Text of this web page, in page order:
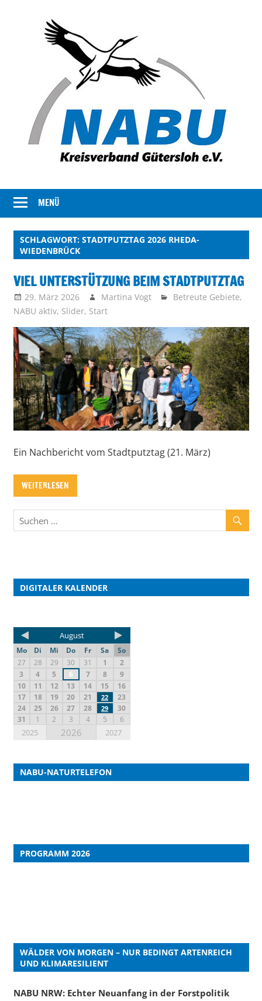
NABU
Gütersloh
Kreisverband
NABU
stellt
sich
MENÜ
SCHLAGWORT: STADTPUTZTAG 2026 RHEDA-
WIEDENBRÜCK
VIEL UNTERSTÜTZUNG BEIM STADTPUTZTAG
29. März 2026 Martina Vogt Betreute Gebiete,
NABU aktiv, Slider, Start
Ein Nachbericht vom Stadtputztag (21. März)
WEITERLESEN
DIGITALER KALENDER
August
Mo Di Mi Do Fr Sa
So
27
28 29 30 31 1
2
3
4 5 6 7 8
9
10
11 12 13 14 15
16
17
18 19 20 21 22
23
24
25 26 27 28 29
30
31
1 2 3 4 5 6
2025 2026 2027
NABU-NATURTELEFON
PROGRAMM 2026
WÄLDER VON MORGEN – NUR BEDINGT ARTENREICH
UND KLIMARESILIENT
NABU NRW: Echter Neuanfang in der Forstpolitik